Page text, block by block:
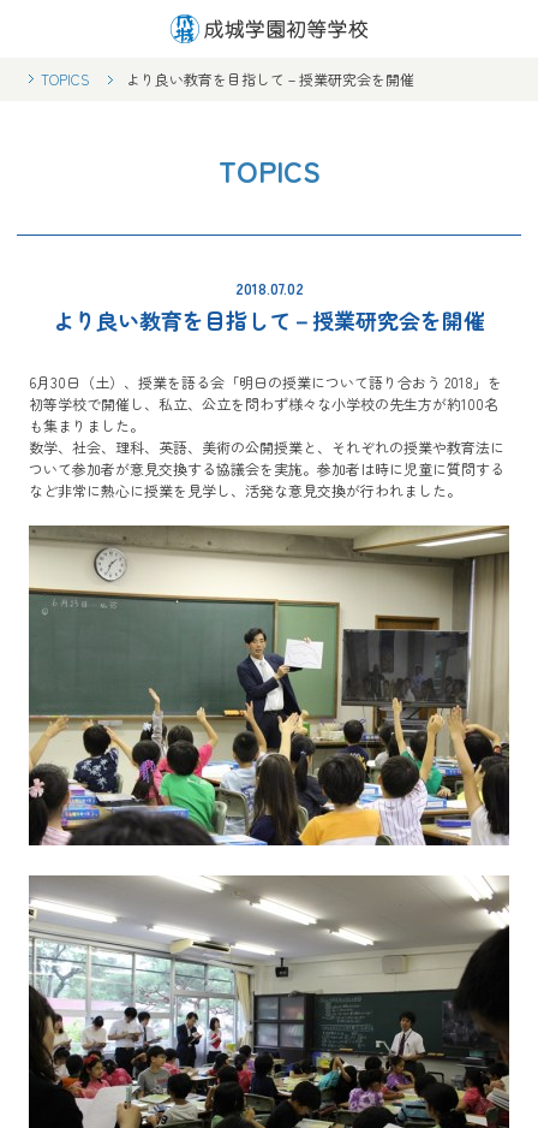
TOPICS より良い教育を目指して－授業研究会を開催
TOPICS
2018.07.02
より良い教育を目指して－授業研究会を開催
6月30日（土）、授業を語る会「明日の授業について語り合おう 2018」を
初等学校で開催し、私立、公立を問わず様々な小学校の先生方が約100名
も集まりました。
数学、社会、理科、英語、美術の公開授業と、それぞれの授業や教育法に
ついて参加者が意見交換する協議会を実施。参加者は時に児童に質問する
など非常に熱心に授業を見学し、活発な意見交換が行われました。